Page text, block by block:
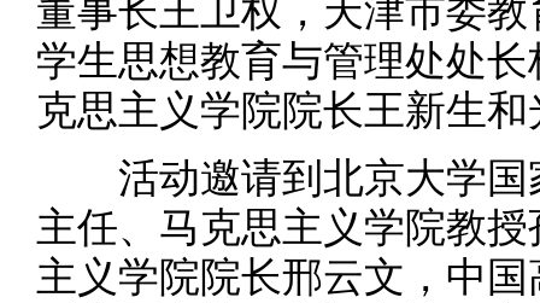
董事长王卫权，天津市委
学生思想教育与管理处处
克思主义学院院长王新生
活动邀请到北京大学国
主任、马克思主义学院教
主义学院院长邢云文，中